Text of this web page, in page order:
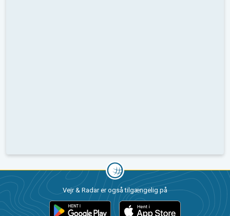
Vejr & Radar er også tilgængelig på